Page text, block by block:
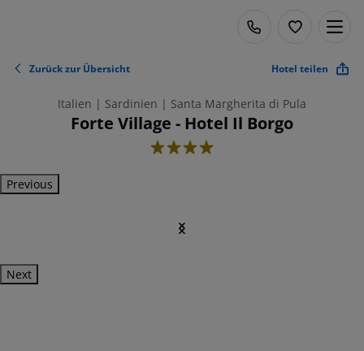
Zurück zur Übersicht Hotel teilen
Italien | Sardinien | Santa Margherita di Pula
Forte Village - Hotel Il Borgo
4
Previous
Next